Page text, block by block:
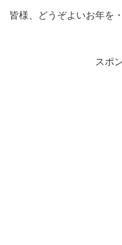
皆様、どうぞよいお年を
スポ